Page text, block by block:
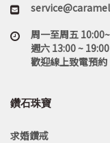
周一至周五
週六 13:00 ~
歡迎線上致電預
鑽石珠寶
求婚鑽戒